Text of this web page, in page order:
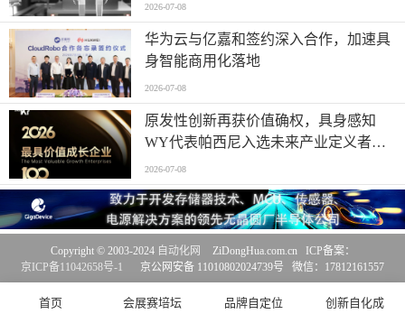
2026-07-08
华为云与亿嘉和签约深入合作，加速具
身智能商用化落地
2026-07-08
原发性创新再获价值确权，具身感知
WY代表帕西尼入选未来产业定义者榜
单
2026-07-08
首页 会展赛培坛 品牌自定位 创新自化成
Copyright © 2003-2024 自动化网
ZiDongHua.com.cn ICP备案：
京ICP备11042658号-1
京公网安备 11010802024739号 微信：17812161557